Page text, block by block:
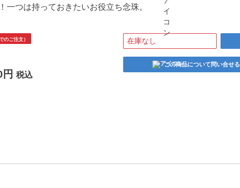
一つは持っておきたいお役立ち念珠。
のご注文）
税込
在庫なし
この商品について問い合せる